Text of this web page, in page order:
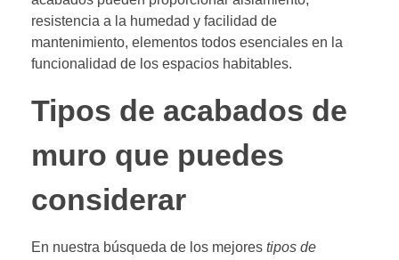
resistencia a la humedad y facilidad de
mantenimiento, elementos todos esenciales en la
funcionalidad de los espacios habitables.
Tipos de acabados de
muro que puedes
considerar
En nuestra búsqueda de los mejores tipos de